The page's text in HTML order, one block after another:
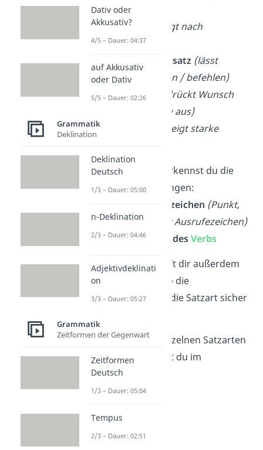
erzählt)
Fragesatz
(fragt nach
Information)
Aufforderungssatz (lässt
handeln / bitten / befehlen)
Wunschsatz
(drückt Wunsch
oder Hoffnung aus)
(zeigt starke
ImSchriftlichen
erkennst du die
Satzart an zwei Dingen:
Satzschlusszeichen (Punkt,
Fragezeichen oder Ausrufezeichen)
→ an derStellung desVerbs
BeimSprechen hilft dir außerdem
die
, also die
Intonation, dabei die Satzart sicher
Wie das für die einzelnen Satzarten
funktioniert, siehst du im
Folgenden.
Dativ oder
Akkusativ?
4/5 – Dauer: 04:37
auf Akkusativ
oder Dativ
5/5 – Dauer: 02:26
Grammatik
Deklination
Deklination
Deutsch
1/3 – Dauer: 05:00
n-Deklination
2/3 – Dauer: 04:46
Adjektivdeklinati
on
3/3 – Dauer: 05:27
Grammatik
Zeitformen der Gegenwart
Zeitformen
Deutsch
1/3 – Dauer: 05:04
Tempus
2/3 – Dauer: 02:51